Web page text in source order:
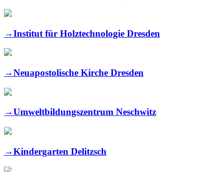
→Institut für Holztechnologie Dresden
→Neuapostolische Kirche Dresden
→Umweltbildungszentrum Neschwitz
→Kindergarten Delitzsch